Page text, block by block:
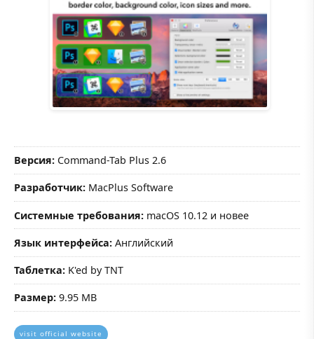
Версия: Command-Tab Plus 2.6
Разработчик: MacPlus Software
Системные требования: macOS 10.12 и новее
Язык интерфейса: Английский
Таблетка: K'ed by TNT
Размер: 9.95 MB
visit official website